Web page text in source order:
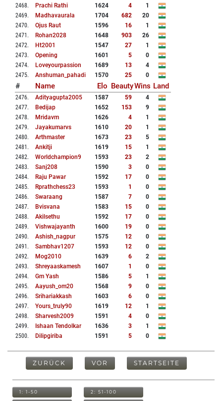
2468. Prachi Rathi 1624 4
1
2469. Madhavaurala 1704 682
20
2470. Ojus Raut 1596 16
1
2471 . Rohan2028 1648 903
26
2472. Ht2001 1547 27
1
2473. Opening 1601 5
0
2474. Loveyourpassion 1689 13
4
2475. Anshuman_pahadi 1570 25 0
# Name Elo BeautyWins Land
2476. Adityagupta2005 1587 59
4
2477. Bedijap 1652 153
9
2478. Mridavm 1626 4
1
2479. Jayakumarvs 1610 20
1
2480. Arthmaster 1673 23
5
2481 . Ankitji 1619 15
1
2482. Worldchampion9 1593 23
2
2483. Sanj208 1590 3
0
2484. Raju Pawar 1592 17
0
2485. Rprathchess23 1593 1
0
2486. Swaraang 1587 7
0
2487. Bvisvana 1583 15
0
2488. Akilsethu 1592 17
0
2489. Vishwajayanth 1600 19
0
2490. Ashish_nagpur 1575 12
0
2491 . Sambhav1207 1593 12
0
2492. Mog2010 1639 6
2
2493. Shreyaaskamesh 1607 1
0
2494. Gm Yash 1586 5
1
2495. Aayush_om20 1568 9
0
2496. Srihariakkash 1603 6
0
2497. Yours_truly90 1619 12
1
2498. Sharvesh2009 1591 4
0
2499. Ishaan Tendolkar 1636 3
1
2500. Dilipgiriba 1591 5 0
ZURÜCK VOR STARTSEITE
1: 1-50 2: 51-100